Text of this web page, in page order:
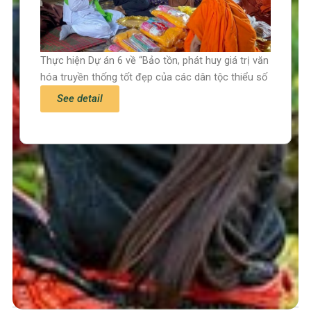
Trang chủ
Tin tức – Sự kiện
Chính sách
Văn hoá – Đời sống
Lễ hội
Thực hiện Dự án 6 về “Bảo tồn, phát huy giá trị văn
hóa truyền thống tốt đẹp của các dân tộc thiểu số
See detail